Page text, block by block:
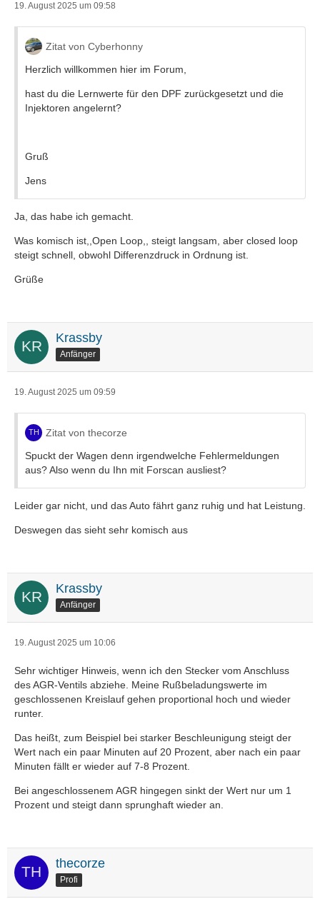
19. August 2025 um 09:58
Zitat von Cyberhonny
Herzlich willkommen hier im Forum,
hast du die Lernwerte für den DPF zurückgesetzt und die
Injektoren angelernt?
Gruß
Jens
Ja, das habe ich gemacht.
Was komisch ist,,Open Loop,, steigt langsam, aber closed loop
steigt schnell, obwohl Differenzdruck in Ordnung ist.
Grüße
Krassby
Anfänger
19. August 2025 um 09:59
Zitat von thecorze
Spuckt der Wagen denn irgendwelche Fehlermeldungen
aus? Also wenn du Ihn mit Forscan ausliest?
Leider gar nicht, und das Auto fährt ganz ruhig und hat Leistung.
Deswegen das sieht sehr komisch aus
Krassby
Anfänger
19. August 2025 um 10:06
Sehr wichtiger Hinweis, wenn ich den Stecker vom Anschluss
des AGR-Ventils abziehe. Meine Rußbeladungswerte im
geschlossenen Kreislauf gehen proportional hoch und wieder
runter.
Das heißt, zum Beispiel bei starker Beschleunigung steigt der
Wert nach ein paar Minuten auf 20 Prozent, aber nach ein paar
Minuten fällt er wieder auf 7-8 Prozent.
Bei angeschlossenem AGR hingegen sinkt der Wert nur um 1
Prozent und steigt dann sprunghaft wieder an.
thecorze
Profi